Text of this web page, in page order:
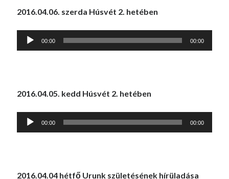
2016.04.06. szerda Húsvét 2. hetében
Audió
00:00 00:00
2016.04.05. kedd Húsvét 2. hetében
Audió
00:00 00:00
2016.04.04 hétfő Urunk születésének hírüladása